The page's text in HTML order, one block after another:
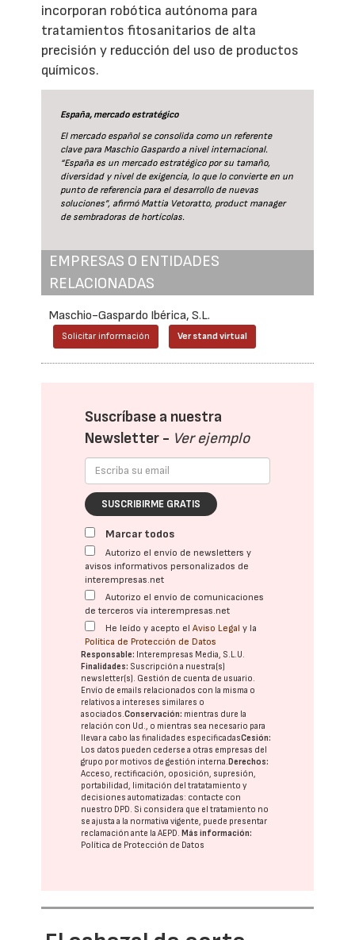
incorporan robótica autónoma para
tratamientos fitosanitarios de alta
precisión y reducción del uso de productos
químicos.
España, mercado estratégico
El mercado español se consolida como un referente
clave para Maschio Gaspardo a nivel internacional.
“España es un mercado estratégico por su tamaño,
diversidad y nivel de exigencia, lo que lo convierte en un
punto de referencia para el desarrollo de nuevas
soluciones”, afirmó Mattia Vetoratto, product manager
de sembradoras de hortícolas.
EMPRESAS O ENTIDADES
RELACIONADAS
Maschio-Gaspardo Ibérica, S.L.
Solicitar información Ver stand virtual
Suscríbase a nuestra
Newsletter - Ver ejemplo
SUSCRIBIRME GRATIS
Marcar todos
Autorizo el envío de newsletters y
avisos informativos personalizados de
interempresas.net
Autorizo el envío de comunicaciones
de terceros vía interempresas.net
He leído y acepto elAviso Legal y la
Política de Protección de Datos
Responsable: Interempresas Media, S.L.U.
Finalidades: Suscripción a nuestra(s)
newsletter(s). Gestión de cuenta de usuario.
Envío de emails relacionados con la misma o
relativos a intereses similares o
asociados.Conservación: mientras dure la
relación con Ud., o mientras sea necesario para
llevar a cabo las finalidades especificadasCesión:
Los datos pueden cederse a otras empresas del
grupo por motivos de gestión interna.Derechos:
Acceso, rectificación, oposición, supresión,
portabilidad, limitación del tratatamiento y
decisiones automatizadas: contacte con
nuestro DPD. Si considera que el tratamiento no
se ajusta a la normativa vigente, puede presentar
reclamación ante laAEPD.Más información:
Política de Protección de Datos